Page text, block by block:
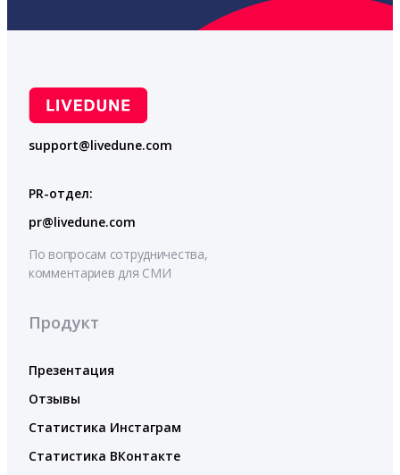
support@livedune.com
PR-отдел:
pr@livedune.com
По вопросам сотрудничества,
комментариев для СМИ
Продукт
Презентация
Отзывы
Статистика Инстаграм
Статистика ВКонтакте